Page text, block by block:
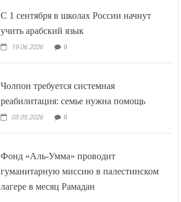
С 1 сентября в школах России начнут
учить арабский язык
Чолпон требуется системная
реабилитация: семье нужна помощь
Фонд «Аль-Умма» проводит
гуманитарную миссию в палестинском